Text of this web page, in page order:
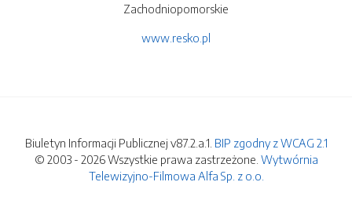
Zachodniopomorskie
www.resko.pl
Biuletyn Informacji Publicznej v87.2.a.1. BIP zgodny z WCAG 2.1
© 2003 - 2026 Wszystkie prawa zastrzeżone. Wytwórnia
Telewizyjno-Filmowa Alfa Sp. z o.o.